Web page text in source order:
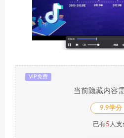
VIP免费
当前隐藏内容
9.9学分
已有 5 人支